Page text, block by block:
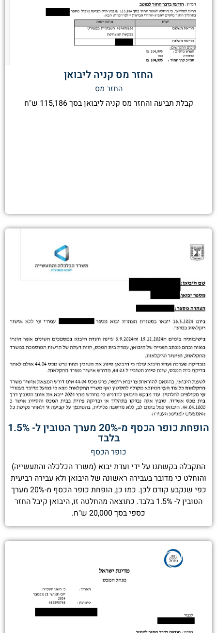
החזר מס קניה ליבואן
החזר מס
קבלת תביעה והחזר מס קניה ליבואן בסך 115,186 ש"ח
הופחת כופר הכסף מ-20% מערך הטובין ל- 1.5%
בלבד
כופר הכסף
התקבלה בקשתנו על ידי ועדת יבוא (משרד הכלכלה והתעשייה)
והוחלט כי מדובר בעבירה ראשונה של היבואן ולא עבירה רביעית
כפי שנקבע קודם לכן. כמו כן, הופחת כופר הכסף מ-20% מערך
הטובין ל- 1.5% בלבד. כתוצאה מהחלטה זו, היבואן קיבל החזר
כספי בסך 20,000 ש"ח.